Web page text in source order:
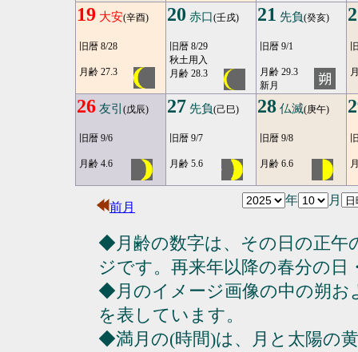
19 大安(辛酉)
旧暦 8/28
月齢 27.3
20 赤口(壬戌)
旧暦 8/29
秋土用入
月齢 28.3
21 先負(癸亥)
旧暦 9/1
月齢 29.3
新月
26 友引 (戊辰)
旧暦 9/6
月齢 4.6
27 先負(己巳)
旧暦 9/7
月齢 5.6
28 仏滅(庚午)
旧暦 9/8
月齢 6.6
前月
年 月
◆月齢の数字は、その日の正午
ジです。再来年以降の春分の日
◆月のイメージ画像の中の朔
を表しています。
◆満月の(時間)は、月と太陽の